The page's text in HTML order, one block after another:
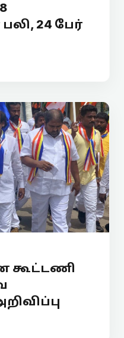
24 பேர்
கூட்டணி